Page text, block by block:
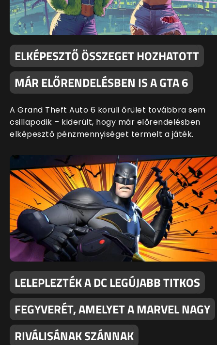
ELKÉPESZTŐ ÖSSZEGET HOZHATOTT
MÁR ELŐRENDELÉSBEN IS A GTA 6
A Grand Theft Auto 6 körüli őrület továbbra sem
csillapodik – kiderült, hogy már előrendelésben
elképesztő pénzmennyiséget termelt a játék.
LELEPLEZTÉK A DC LEGÚJABB TITKOS
FEGYVERÉT, AMELYET A MARVEL NAGY
RIVÁLISÁNAK SZÁNNAK